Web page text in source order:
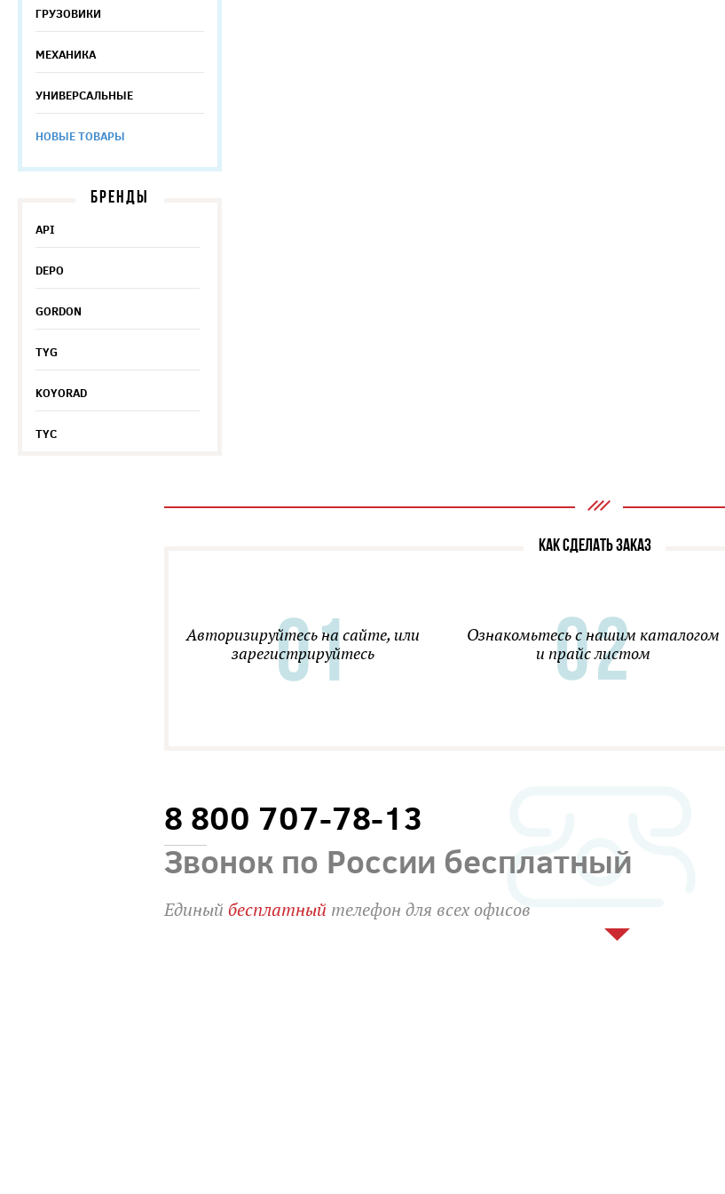
ГРУЗОВИКИ
МЕХАНИКА
УНИВЕРСАЛЬНЫЕ
НОВЫЕ ТОВАРЫ
БРЕНДЫ
API
DEPO
GORDON
TYG
KOYORAD
TYC
КАК СДЕЛАТЬ ЗАКАЗ
Авторизируйтесь на сайте, или
зарегистрируйтесь
Ознакомьтесь с нашим каталогом
и прайс листом
8 800 707-78-13
Звонок по России бесплатный
Единыйбесплатный телефон для всех офисов